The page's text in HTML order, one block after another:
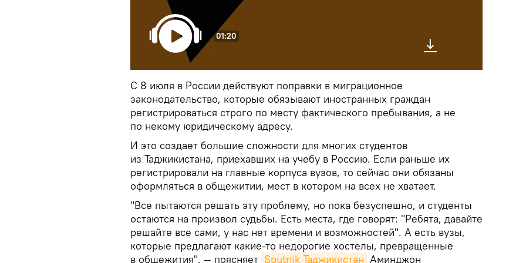
01:20
С 8 июля в России действуют поправки в миграционное
законодательство, которые обязывают иностранных граждан
регистрироваться строго по месту фактического пребывания, а не
по некому юридическому адресу.
И это создает большие сложности для многих студентов
из Таджикистана, приехавших на учебу в Россию. Если раньше их
регистрировали на главные корпуса вузов, то сейчас они обязаны
оформляться в общежитии, мест в котором на всех не хватает.
"Все пытаются решать эту проблему, но пока безуспешно, и студенты
остаются на произвол судьбы. Есть места, где говорят: "Ребята, давайте
решайте все сами, у нас нет времени и возможностей". А есть вузы,
которые предлагают какие-то недорогие хостелы, превращенные
в общежития", — поясняет Sputnik Таджикистан Аминджон